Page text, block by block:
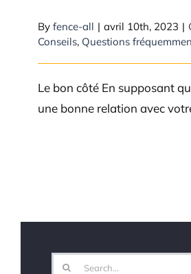
entretenir ma
By fence-all | avril 10th, 2023 |
Conseils, Questions
Le bon côté En supposant
une bonne relation avec
Search